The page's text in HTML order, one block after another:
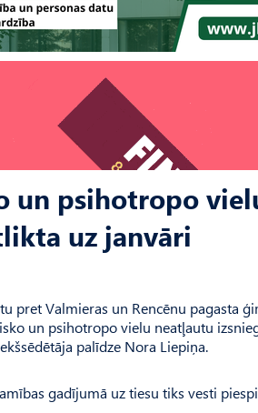
un psihotropo
uz janvāri
pret Valmieras un Rencēnu pagasta
un psihotropo vielu neatļautu
palīdze Nora Liepiņa.
gadījumā uz tiesu tiks vesti